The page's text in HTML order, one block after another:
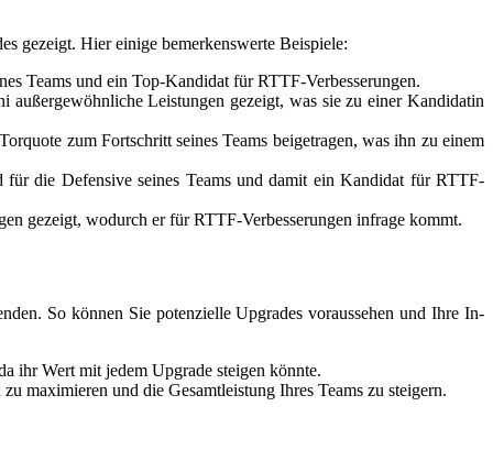
gezeigt. Hier einige bemerkenswerte Beispiele:
Teams und ein Top-Kandidat für RTTF-Verbesserungen.
Leistungen gezeigt, was sie zu einer Kandidatin
zum Fortschritt seines Teams beigetragen, was ihn zu einem
die Defensive seines Teams und damit ein Kandidat für RTTF-
gezeigt, wodurch er für RTTF-Verbesserungen infrage kommt.
So können Sie potenzielle Upgrades voraussehen und Ihre In-
ihr Wert mit jedem Upgrade steigen könnte.
maximieren und die Gesamtleistung Ihres Teams zu steigern.